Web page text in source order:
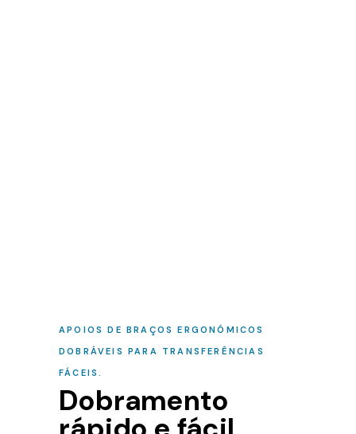
APOIOS DE BRAÇOS ERGONÓMICOS
DOBRÁVEIS PARA TRANSFERÊNCIAS
FÁCEIS.
Dobramento